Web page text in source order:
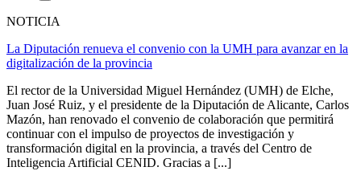
NOTICIA
La Diputación renueva el convenio con la UMH para avanzar en la
digitalización de la provincia
El rector de la Universidad Miguel Hernández (UMH) de Elche,
Juan José Ruiz, y el presidente de la Diputación de Alicante, Carlos
Mazón, han renovado el convenio de colaboración que permitirá
continuar con el impulso de proyectos de investigación y
transformación digital en la provincia, a través del Centro de
Inteligencia Artificial CENID. Gracias a [...]